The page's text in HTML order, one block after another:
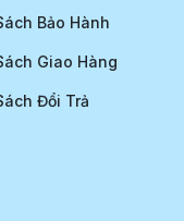
Bảo Hành
Giao Hàng
Đổi Trả